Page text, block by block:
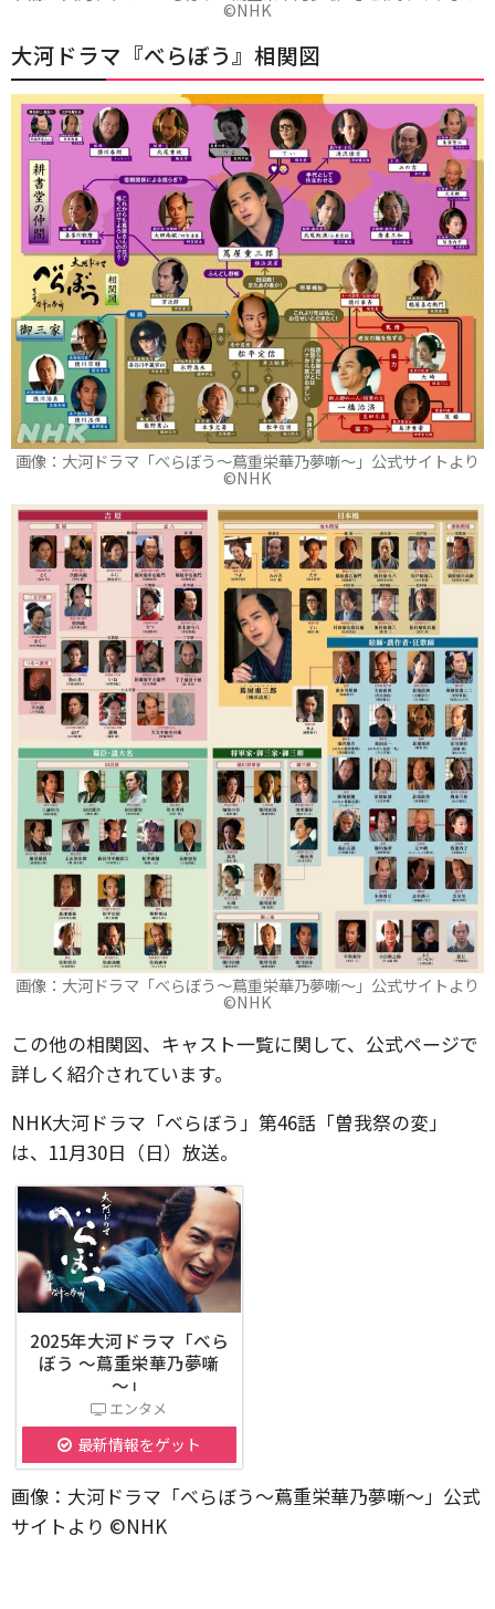
©️NHK
大河ドラマ『べらぼう』相関図
画像：大河ドラマ「べらぼう～蔦重栄華乃夢噺～」公式サイトより
©️NHK
画像：大河ドラマ「べらぼう～蔦重栄華乃夢噺～」公式サイトより
©️NHK
この他の相関図、キャスト一覧に関して、公式ページで
詳しく紹介されています。
NHK大河ドラマ「べらぼう」第46話「曽我祭の変」
は、11月30日（日）放送。
2025年大河ドラマ「べら
ぼう ～蔦重栄華乃夢噺
～」
エンタメ
最新情報をゲット
画像：大河ドラマ「べらぼう～蔦重栄華乃夢噺～」公式
サイトより ©️NHK